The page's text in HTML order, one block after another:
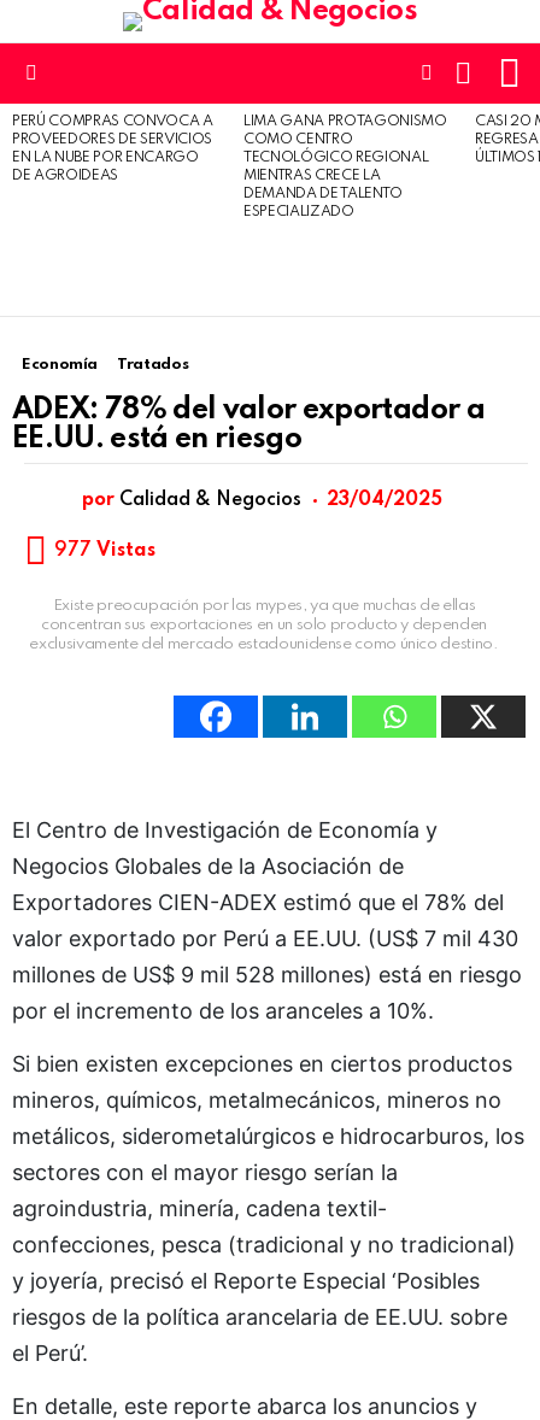
SWITCH
SKIN
CARRO
ÚLTIMAS
HISTORIAS
PERÚ COMPRAS CONVOCA A
PROVEEDORES DE SERVICIOS
EN LA NUBE POR ENCARGO
DE AGROIDEAS
LIMA GANA PROTAGONISMO
COMO CENTRO
TECNOLÓGICO REGIONAL
MIENTRAS CRECE LA
DEMANDA DE TALENTO
ESPECIALIZADO
CASI 20
ÚLTIMOS
Economía Tratados
ADEX: 78% del valor exportador a
EE.UU. está en riesgo
por Calidad & Negocios 23/04/2025
977 Vistas
Existe preocupación por las mypes, ya que muchas de ellas
concentran sus exportaciones en un solo producto y dependen
exclusivamente del mercado estadounidense como único destino.
El Centro de Investigación de Economía y
Negocios Globales de la Asociación de
Exportadores CIEN-ADEX estimó que el 78% del
valor exportado por Perú a EE.UU. (US$ 7 mil 430
millones de US$ 9 mil 528 millones) está en riesgo
por el incremento de los aranceles a 10%.
Si bien existen excepciones en ciertos productos
mineros, químicos, metalmecánicos, mineros no
metálicos, siderometalúrgicos e hidrocarburos, los
sectores con el mayor riesgo serían la
agroindustria, minería, cadena textil-
confecciones, pesca (tradicional y no tradicional)
y joyería, precisó el Reporte Especial ‘Posibles
riesgos de la política arancelaria de EE.UU. sobre
el Perú’.
En detalle, este reporte abarca los anuncios y